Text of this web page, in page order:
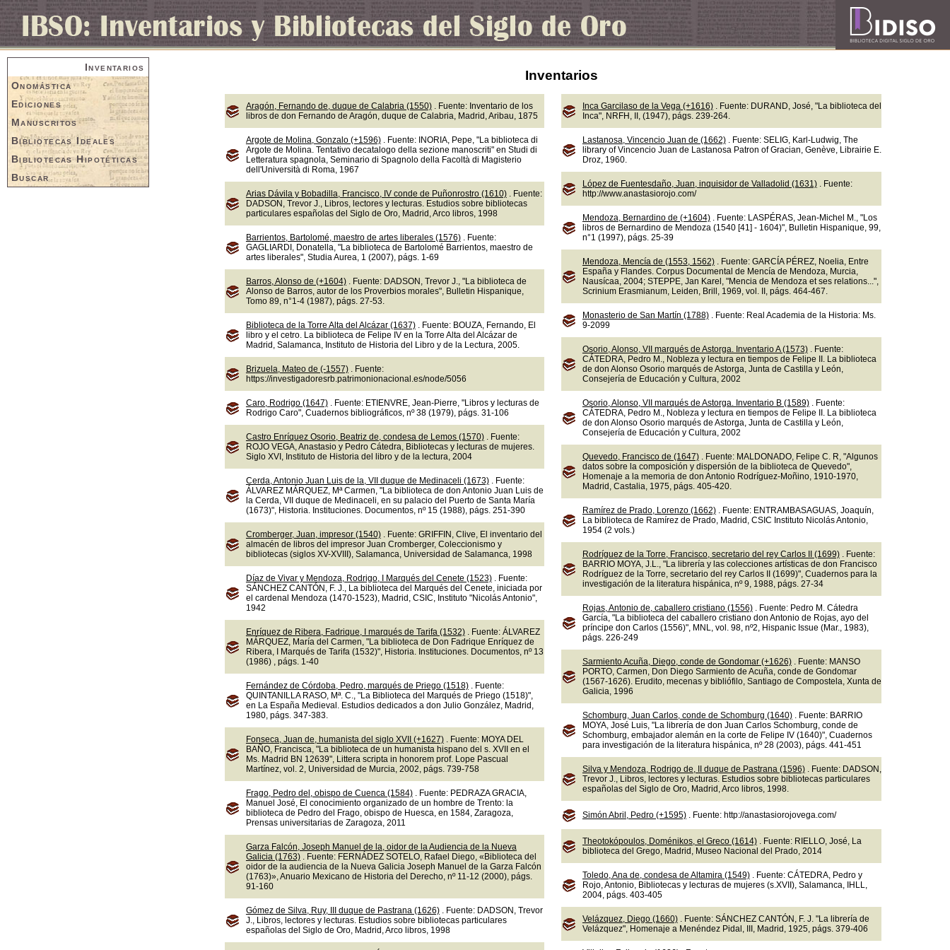
Inventarios
Onomástica
Ediciones
Manuscritos
Bibliotecas Ideales
Bibliotecas Hipotéticas
Buscar
Inventarios
Aragón, Fernando de, duque de Calabria (1550). Fuente: Inventario de los
libros de don Fernando de Aragón, duque de Calabria, Madrid, Aribau, 1875
Argote de Molina, Gonzalo (+1596). Fuente: INORIA, Pepe, "La biblioteca di
Argote de Molina. Tentativo decatalogo della sezione manoscriti" en Studi di
Letteratura spagnola, Seminario di Spagnolo della Facoltà di Magisterio
dell'Università di Roma, 1967
Arias Dávila y Bobadilla, Francisco, IV conde de Puñonrostro (1610). Fuente:
DADSON, Trevor J., Libros, lectores y lecturas. Estudios sobre bibliotecas
particulares españolas del Siglo de Oro, Madrid, Arco libros, 1998
Barrientos, Bartolomé, maestro de artes liberales (1576). Fuente:
GAGLIARDI, Donatella, "La biblioteca de Bartolomé Barrientos, maestro de
artes liberales", Studia Aurea, 1 (2007), págs. 1-69
Barros, Alonso de (+1604). Fuente: DADSON, Trevor J., "La biblioteca de
Alonso de Barros, autor de los Proverbios morales", Bulletin Hispanique,
Tomo 89, n°1-4 (1987), págs. 27-53.
Biblioteca de la Torre Alta del Alcázar (1637). Fuente: BOUZA, Fernando, El
libro y el cetro. La biblioteca de Felipe IV en la Torre Alta del Alcázar de
Madrid, Salamanca, Instituto de Historia del Libro y de la Lectura, 2005.
Brizuela, Mateo de (-1557). Fuente:
https://investigadoresrb.patrimonionacional.es/node/5056
Caro, Rodrigo (1647). Fuente: ETIENVRE, Jean-Pierre, "Libros y lecturas de
Rodrigo Caro", Cuadernos bibliográficos, nº 38 (1979), págs. 31-106
Castro Enríquez Osorio, Beatriz de, condesa de Lemos (1570). Fuente:
ROJO VEGA, Anastasio y Pedro Cátedra, Bibliotecas y lecturas de mujeres.
Siglo XVI, Instituto de Historia del libro y de la lectura, 2004
Cerda, Antonio Juan Luis de la, VII duque de Medinaceli (1673). Fuente:
ÁLVAREZ MÁRQUEZ, Mª Carmen, "La biblioteca de don Antonio Juan Luis de
la Cerda, VII duque de Medinaceli, en su palacio del Puerto de Santa María
(1673)", Historia. Instituciones. Documentos, nº 15 (1988), págs. 251-390
Cromberger, Juan, impresor (1540). Fuente: GRIFFIN, Clive, El inventario del
almacén de libros del impresor Juan Cromberger, Coleccionismo y
bibliotecas (siglos XV-XVIII), Salamanca, Universidad de Salamanca, 1998
Díaz de Vivar y Mendoza, Rodrigo, I Marqués del Cenete (1523). Fuente:
SÁNCHEZ CANTÓN, F. J., La biblioteca del Marqués del Cenete, iniciada por
el cardenal Mendoza (1470-1523), Madrid, CSIC, Instituto "Nicolás Antonio",
1942
Enríquez de Ribera, Fadrique, I marqués de Tarifa (1532). Fuente: ÁLVAREZ
MÁRQUEZ, María del Carmen, "La biblioteca de Don Fadrique Enríquez de
Ribera, I Marqués de Tarifa (1532)", Historia. Instituciones. Documentos, nº 13
(1986) , págs. 1-40
Fernández de Córdoba, Pedro, marqués de Priego (1518). Fuente:
QUINTANILLA RASO, Mª. C., "La Biblioteca del Marqués de Priego (1518)",
en La España Medieval. Estudios dedicados a don Julio González, Madrid,
1980, págs. 347-383.
Fonseca, Juan de, humanista del siglo XVII (+1627). Fuente: MOYA DEL
BAÑO, Francisca, "La biblioteca de un humanista hispano del s. XVII en el
Ms. Madrid BN 12639", Littera scripta in honorem prof. Lope Pascual
Martínez, vol. 2, Universidad de Murcia, 2002, págs. 739-758
Frago, Pedro del, obispo de Cuenca (1584). Fuente: PEDRAZA GRACIA,
Manuel José, El conocimiento organizado de un hombre de Trento: la
biblioteca de Pedro del Frago, obispo de Huesca, en 1584, Zaragoza,
Prensas universitarias de Zaragoza, 2011
Garza Falcón, Joseph Manuel de la, oidor de la Audiencia de la Nueva
Galicia (1763). Fuente: FERNÁDEZ SOTELO, Rafael Diego, «Biblioteca del
oidor de la audiencia de la Nueva Galicia Joseph Manuel de la Garza Falcón
(1763)», Anuario Mexicano de Historia del Derecho, nº 11-12 (2000), págs.
91-160
Gómez de Silva, Ruy, III duque de Pastrana (1626). Fuente: DADSON, Trevor
J., Libros, lectores y lecturas. Estudios sobre bibliotecas particulares
españolas del Siglo de Oro, Madrid, Arco libros, 1998
Inca Garcilaso de la Vega (+1616). Fuente: DURAND, José, "La biblioteca del
Inca", NRFH, II, (1947), págs. 239-264.
Lastanosa, Vincencio Juan de (1662). Fuente: SELIG, Karl-Ludwig, The
library of Vincencio Juan de Lastanosa Patron of Gracian, Genève, Librairie E.
Droz, 1960.
López de Fuentesdaño, Juan, inquisidor de Valladolid (1631). Fuente:
http://www.anastasiorojo.com/
Mendoza, Bernardino de (+1604). Fuente: LASPÉRAS, Jean-Michel M., "Los
libros de Bernardino de Mendoza (1540 [41] - 1604)", Bulletin Hispanique, 99,
n°1 (1997), págs. 25-39
Mendoza, Mencía de (1553, 1562). Fuente: GARCÍA PÉREZ, Noelia, Entre
España y Flandes. Corpus Documental de Mencía de Mendoza, Murcia,
Nausícaa, 2004; STEPPE, Jan Karel, "Mencia de Mendoza et ses relations...",
Scrinium Erasmianum, Leiden, Brill, 1969, vol. II, págs. 464-467.
Monasterio de San Martín (1788). Fuente: Real Academia de la Historia: Ms.
9-2099
Osorio, Alonso, VII marqués de Astorga. Inventario A (1573). Fuente:
CÁTEDRA, Pedro M., Nobleza y lectura en tiempos de Felipe II. La biblioteca
de don Alonso Osorio marqués de Astorga, Junta de Castilla y León,
Consejería de Educación y Cultura, 2002
Osorio, Alonso, VII marqués de Astorga. Inventario B (1589). Fuente:
CÁTEDRA, Pedro M., Nobleza y lectura en tiempos de Felipe II. La biblioteca
de don Alonso Osorio marqués de Astorga, Junta de Castilla y León,
Consejería de Educación y Cultura, 2002
Quevedo, Francisco de (1647). Fuente: MALDONADO, Felipe C. R, "Algunos
datos sobre la composición y dispersión de la biblioteca de Quevedo",
Homenaje a la memoria de don Antonio Rodríguez-Moñino, 1910-1970,
Madrid, Castalia, 1975, págs. 405-420.
Ramírez de Prado, Lorenzo (1662). Fuente: ENTRAMBASAGUAS, Joaquín,
La biblioteca de Ramírez de Prado, Madrid, CSIC Instituto Nicolás Antonio,
1954 (2 vols.)
Rodríguez de la Torre, Francisco, secretario del rey Carlos II (1699). Fuente:
BARRIO MOYA, J.L., "La librería y las colecciones artísticas de don Francisco
Rodríguez de la Torre, secretario del rey Carlos II (1699)", Cuadernos para la
investigación de la literatura hispánica, nº 9, 1988, págs. 27-34
Rojas, Antonio de, caballero cristiano (1556). Fuente: Pedro M. Cátedra
García, "La biblioteca del caballero cristiano don Antonio de Rojas, ayo del
príncipe don Carlos (1556)", MNL, vol. 98, nº2, Hispanic Issue (Mar., 1983),
págs. 226-249
Sarmiento Acuña, Diego, conde de Gondomar (+1626). Fuente: MANSO
PORTO, Carmen, Don Diego Sarmiento de Acuña, conde de Gondomar
(1567-1626). Erudito, mecenas y bibliófilo, Santiago de Compostela, Xunta de
Galicia, 1996
Schomburg, Juan Carlos, conde de Schomburg (1640). Fuente: BARRIO
MOYA, José Luis, "La librería de don Juan Carlos Schomburg, conde de
Schomburg, embajador alemán en la corte de Felipe IV (1640)", Cuadernos
para investigación de la literatura hispánica, nº 28 (2003), págs. 441-451
Silva y Mendoza, Rodrigo de, II duque de Pastrana (1596). Fuente: DADSON,
Trevor J., Libros, lectores y lecturas. Estudios sobre bibliotecas particulares
españolas del Siglo de Oro, Madrid, Arco libros, 1998.
Simón Abril, Pedro (+1595). Fuente: http://anastasiorojovega.com/
Theotokópoulos, Doménikos, el Greco (1614). Fuente: RIELLO, José, La
biblioteca del Grego, Madrid, Museo Nacional del Prado, 2014
Toledo, Ana de, condesa de Altamira (1549). Fuente: CÁTEDRA, Pedro y
Rojo, Antonio, Bibliotecas y lecturas de mujeres (s.XVII), Salamanca, IHLL,
2004, págs. 403-405
Velázquez, Diego (1660). Fuente: SÁNCHEZ CANTÓN, F. J. "La librería de
Velázquez", Homenaje a Menéndez Pidal, III, Madrid, 1925, págs. 379-406